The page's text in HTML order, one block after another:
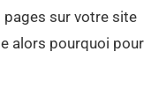
sur votre site
alors pourquoi pour